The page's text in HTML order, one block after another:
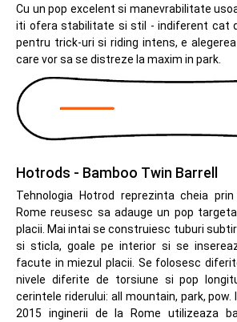
Cu un pop excelent si manevrabilitate
iti ofera stabilitate si stil - indiferent cat
pentru trick-uri si riding intens, e
care vor sa se distreze la maxim in park.
Hotrods - Bamboo Twin Barrell
Tehnologia Hotrod reprezinta cheia
Rome reusesc sa adauge un pop
placii. Mai intai se construiesc tuburi
si sticla, goale pe interior si se
facute in miezul placii. Se folosesc
nivele diferite de torsiune si pop
cerintele riderului: all mountain, park,
2015 inginerii de la Rome utilizeaza